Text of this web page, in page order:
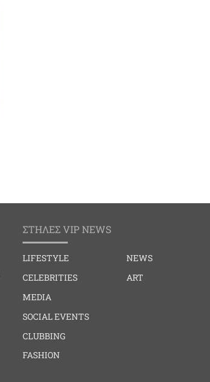
ΣΤΗΛΕΣ VIP NEWS
LIFESTYLE
CELEBRITIES
MEDIA
SOCIAL EVENTS
CLUBBING
FASHION
NEWS
ART